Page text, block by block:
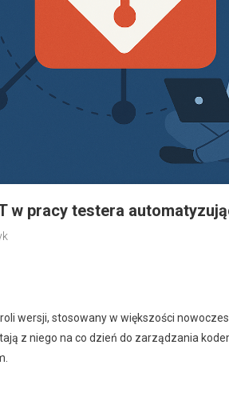
w pracy testera
wersji, stosowany w większości
z niego na co dzień do zarządzania